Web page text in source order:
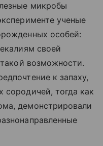
микробы
ученые
особей:
своей
возможности.
к запаху,
сородичей, тогда как
демонстрировали